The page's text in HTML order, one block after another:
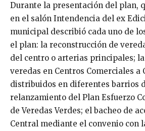
Durante la presentación del plan,
en el salón Intendencia del ex
municipal describió cada uno de
el plan: la reconstrucción de
del centro o arterias principales;
veredas en Centros Comerciales a
distribuidos en diferentes barrios
relanzamiento del Plan Esfuerzo
de Veredas Verdes; el bacheo de
Central mediante el convenio con